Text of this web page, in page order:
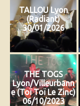
TALLOU Lyon
(Radiant)
30/01/2026
THE TOGS
Lyon/Villeurbann
e (Toï Toï Le Zinc)
06/10/2023